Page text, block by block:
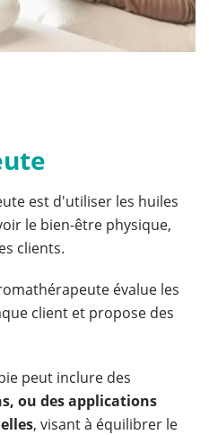
est d'utiliser les huiles
le bien-être physique,
clients.
évalue les
client et propose des
peut inclure des
ou des applications
, visant à équilibrer le